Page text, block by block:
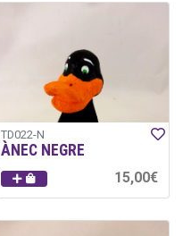
TD022-N
ÀNEC NEGRE
15,00€